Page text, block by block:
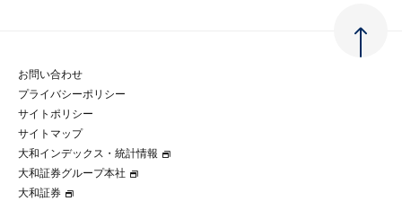
金融経済教育等
マルチステークホルダー方針
パートナーシップ構築宣言
大和総研の歩み
グループ会社
経験者採用
お問い合わせ
プライバシーポリシー
サイトポリシー
サイトマップ
大和インデックス・統計情報
大和証券グループ本社
大和証券